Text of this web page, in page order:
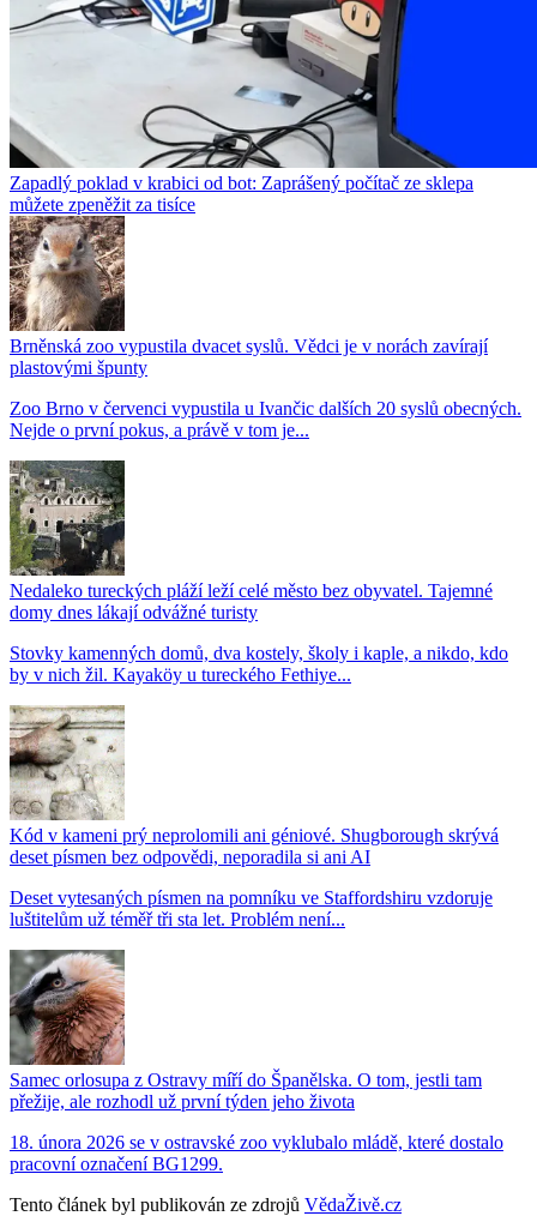
Zapadlý poklad v krabici od bot: Zaprášený počítač ze sklepa
můžete zpeněžit za tisíce
Brněnská zoo vypustila dvacet syslů. Vědci je v norách zavírají
plastovými špunty
Zoo Brno v červenci vypustila u Ivančic dalších 20 syslů obecných.
Nejde o první pokus, a právě v tom je...
Nedaleko tureckých pláží leží celé město bez obyvatel. Tajemné
domy dnes lákají odvážné turisty
Stovky kamenných domů, dva kostely, školy i kaple, a nikdo, kdo
by v nich žil. Kayaköy u tureckého Fethiye...
Kód v kameni prý neprolomili ani géniové. Shugborough skrývá
deset písmen bez odpovědi, neporadila si ani AI
Deset vytesaných písmen na pomníku ve Staffordshiru vzdoruje
luštitelům už téměř tři sta let. Problém není...
Samec orlosupa z Ostravy míří do Španělska. O tom, jestli tam
přežije, ale rozhodl už první týden jeho života
18. února 2026 se v ostravské zoo vyklubalo mládě, které dostalo
pracovní označení BG1299.
Tento článek byl publikován ze zdrojů VědaŽivě.cz